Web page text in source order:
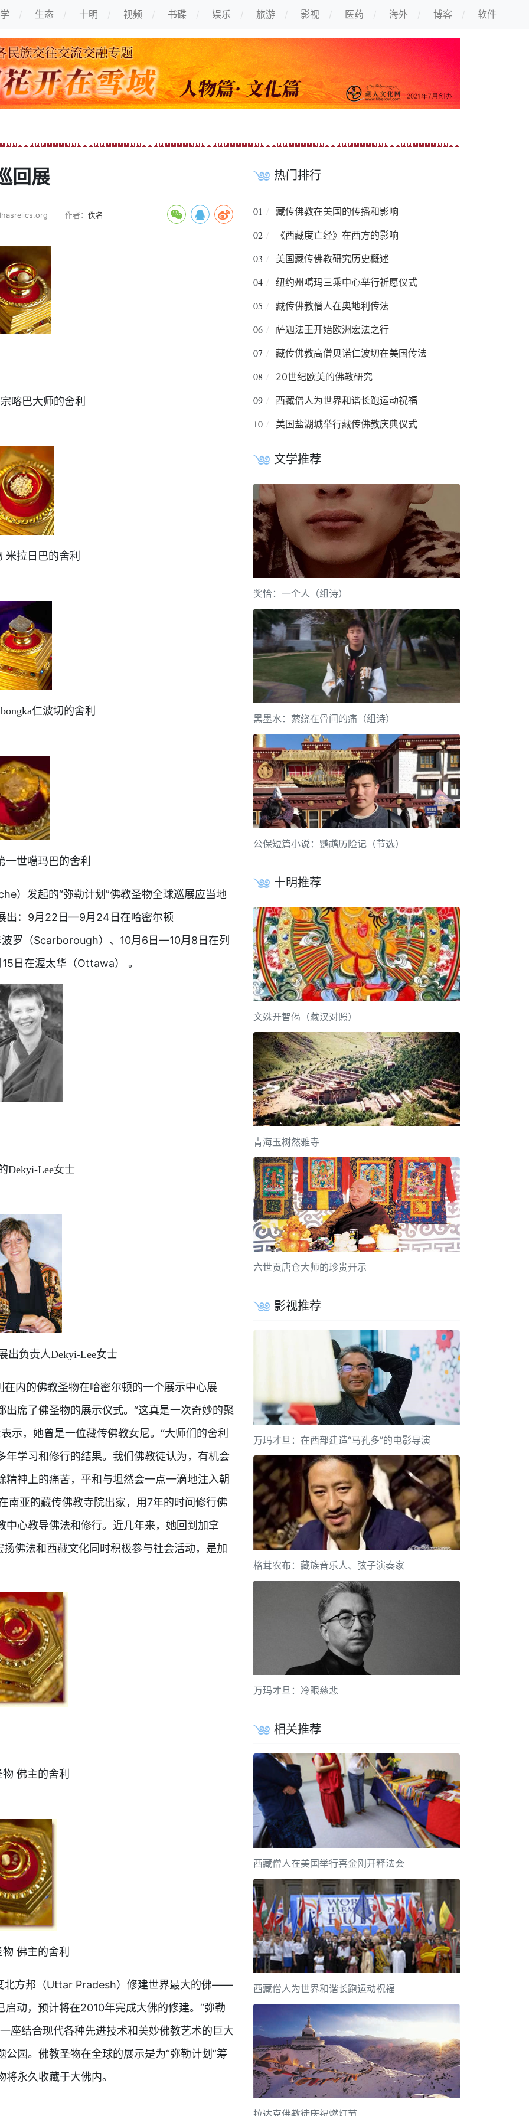
生态 十明 视频 书碟 娱乐 旅游 影视 医药 海外 博客 软件
回展
作者： 佚名
喀巴大师的舍利
米拉日巴的舍利
仁波切的舍利
一世噶玛巴的舍利
）发起的“弥勒计划”佛教圣物全球巡展应当地
出：9月22日—9月24日在哈密尔顿
罗（Scarborough）、10月6日—10月8日在列
日在渥太华（Ottawa） 。
Dekyi-Lee女士
出负责人Dekyi-Lee女士
内的佛教圣物在哈密尔顿的一个展示中心展
席了佛圣物的展示仪式。“这真是一次奇妙的聚
示，她曾是一位藏传佛教女尼。“大师们的舍利
学习和修行的结果。我们佛教徒认为，有机会
神上的痛苦，平和与坦然会一点一滴地注入朝
南亚的藏传佛教寺院出家，用7年的时间修行佛
心教导佛法和修行。近几年来，她回到加拿
佛法和西藏文化同时积极参与社会活动，是加
佛主的舍利
佛主的舍利
北方邦（Uttar Pradesh）修建世界最大的佛——
动，预计将在2010年完成大佛的修建。“弥勒
座结合现代各种先进技术和美妙佛教艺术的巨大
园。佛教圣物在全球的展示是为“弥勒计划”筹
永久收藏于大佛内。
热门排行
01 藏传佛教在美国的传播和影响
02 《西藏度亡经》在西方的影响
03 美国藏传佛教研究历史概述
04 纽约州噶玛三乘中心举行祈愿仪式
05 藏传佛教僧人在奥地利传法
06 萨迦法王开始欧洲宏法之行
07 藏传佛教高僧贝诺仁波切在美国传法
08 20世纪欧美的佛教研究
09 西藏僧人为世界和谐长跑运动祝福
10 美国盐湖城举行藏传佛教庆典仪式
文学推荐
奖恰：一个人（组诗）
黑墨水：萦绕在骨间的痛（组诗）
公保短篇小说：鹦鹉历险记（节选）
十明推荐
文殊开智偈（藏汉对照）
青海玉树然雅寺
六世贡唐仓大师的珍贵开示
影视推荐
万玛才旦：在西部建造“马孔多”的电影导演
格茸农布：藏族音乐人、弦子演奏家
万玛才旦：冷眼慈悲
相关推荐
西藏僧人在美国举行喜金刚开释法会
西藏僧人为世界和谐长跑运动祝福
拉达克佛教徒庆祝燃灯节